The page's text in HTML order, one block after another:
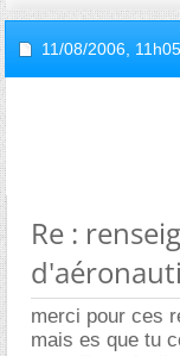
11/08/2006, 11h05
Re :
merci pour ces
mais es que tu